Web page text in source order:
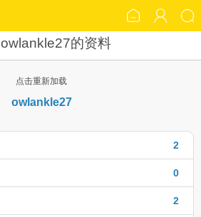
owlankle27的资料
点击重新加载
owlankle27
2
0
2